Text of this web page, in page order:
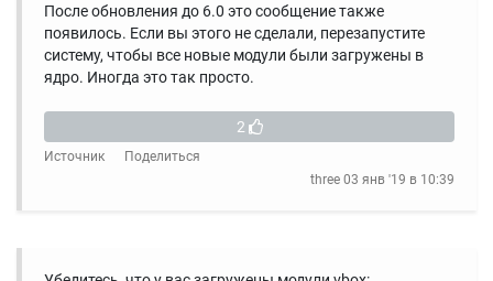
После обновления до 6.0 это сообщение также
появилось. Если вы этого не сделали, перезапустите
систему, чтобы все новые модули были загружены в
ядро. Иногда это так просто.
2
Источник
Поделиться
three 03 янв '19 в 10:39